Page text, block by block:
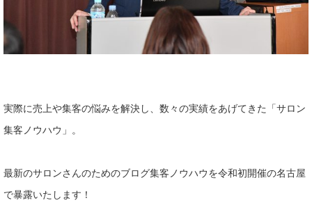
実際に売上や集客の悩みを解決し、数々の実績をあげてきた「サロン
集客ノウハウ」。
最新のサロンさんのためのブログ集客ノウハウを令和初開催の名古屋
で暴露いたします！